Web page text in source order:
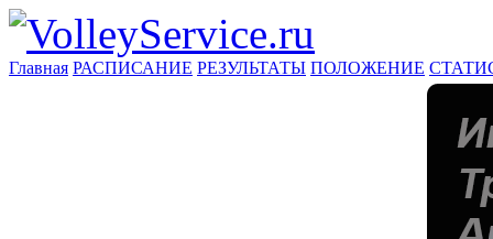
Главная РАСПИСАНИЕ РЕЗУЛЬТАТЫ ПОЛОЖЕНИЕ